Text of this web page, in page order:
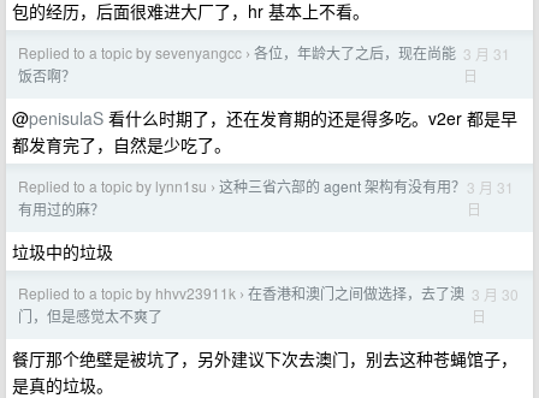
包的经历，后面很难进大厂了，hr 基本上不看。
Replied to a topic by sevenyangcc › 各位，年龄大了之后，现在尚能
饭否啊？
3 月 31
日
@penisulaS 看什么时期了，还在发育期的还是得多吃。v2er 都是早
都发育完了，自然是少吃了。
Replied to a topic by lynn1su › 这种三省六部的 agent 架构有没有用？
有用过的麻？
3 月 31
日
垃圾中的垃圾
Replied to a topic by hhvv23911k › 在香港和澳门之间做选择，去了澳
门，但是感觉太不爽了
3 月 30
日
餐厅那个绝壁是被坑了，另外建议下次去澳门，别去这种苍蝇馆子，
是真的垃圾。